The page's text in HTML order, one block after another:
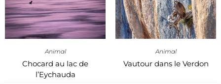
Animal
Chocard au lac de
l’Eychauda
Animal
Vautour dans le Verdon